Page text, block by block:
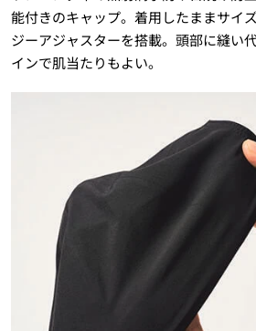
能付きのキャップ。着用したままサイ
ジーアジャスターを搭載。頭部に縫い
インで肌当たりもよい。